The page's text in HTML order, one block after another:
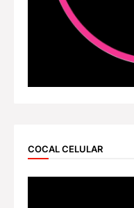
COCAL CELULAR